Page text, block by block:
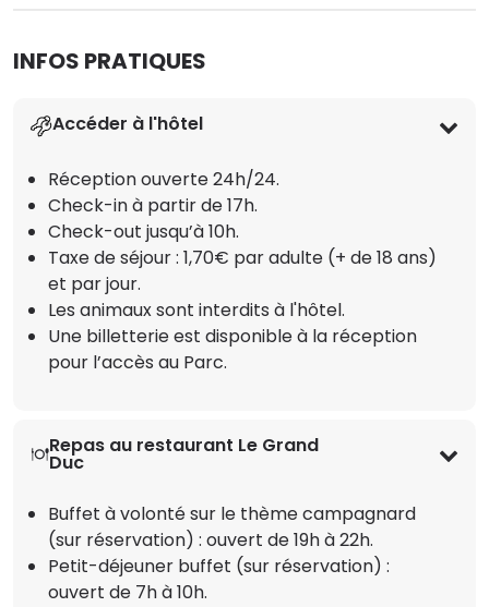
INFOS PRATIQUES
Accéder à l'hôtel
Réception ouverte 24h/24.
Check-in à partir de 17h.
Check-out jusqu’à 10h.
Taxe de séjour : 1,70€ par adulte (+ de 18 ans)
et par jour.
Les animaux sont interdits à l'hôtel.
Une billetterie est disponible à la réception
pour l’accès au Parc.
Repas au restaurant Le Grand
Duc
Buffet à volonté sur le thème campagnard
(sur réservation) : ouvert de 19h à 22h.
Petit-déjeuner buffet (sur réservation) :
ouvert de 7h à 10h.